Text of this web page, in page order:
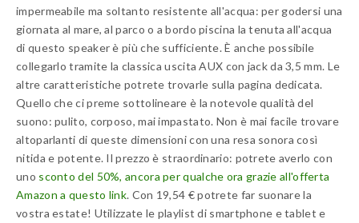
impermeabile ma soltanto resistente all'acqua: per godersi una
giornata al mare, al parco o a bordo piscina la tenuta all'acqua
di questo speaker è più che sufficiente. È anche possibile
collegarlo tramite la classica uscita AUX con jack da 3,5 mm. Le
altre caratteristiche potrete trovarle sulla pagina dedicata.
Quello che ci preme sottolineare è la notevole qualità del
suono: pulito, corposo, mai impastato. Non è mai facile trovare
altoparlanti di queste dimensioni con una resa sonora così
nitida e potente. Il prezzo è straordinario: potrete averlo con
uno sconto del 50%, ancora per qualche ora grazie all'offerta
Amazon a questo link. Con 19,54 € potrete far suonare la
vostra estate! Utilizzate le playlist di smartphone e tablet e